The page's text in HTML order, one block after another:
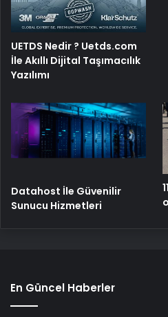
UETDS Nedir ? Uetds.com
İle Akıllı Dijital Taşımacılık
Yazılımı
Datahost İle Güvenilir
Sunucu Hizmetleri
En Güncel Haberler